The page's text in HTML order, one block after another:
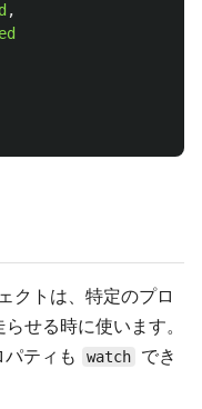
,
クトは、特定のプロ
せる時に使います。
ティも watch
でき